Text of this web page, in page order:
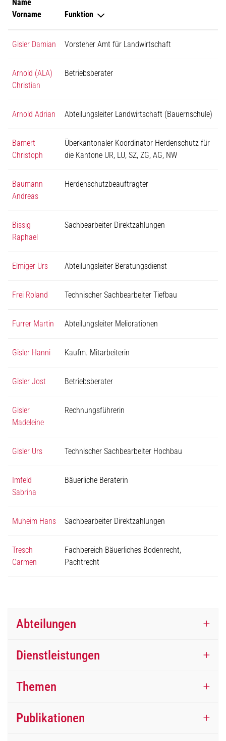
Name
Vorname
Funktion
Gisler Damian Vorsteher Amt für Landwirtschaft
Arnold (ALA)
Christian
Betriebsberater
Arnold Adrian Abteilungsleiter Landwirtschaft (Bauernschule)
Bamert
Christoph
Überkantonaler Koordinator Herdenschutz für
die Kantone UR, LU, SZ, ZG, AG, NW
Baumann
Andreas
Herdenschutzbeauftragter
Bissig
Raphael
Sachbearbeiter Direktzahlungen
Elmiger Urs Abteilungsleiter Beratungsdienst
Frei Roland Technischer Sachbearbeiter Tiefbau
Furrer Martin Abteilungsleiter Meliorationen
Gisler Hanni Kaufm. Mitarbeiterin
Gisler Jost Betriebsberater
Gisler
Madeleine
Rechnungsführerin
Gisler Urs Technischer Sachbearbeiter Hochbau
Imfeld
Sabrina
Bäuerliche Beraterin
Muheim Hans Sachbearbeiter Direktzahlungen
Tresch
Carmen
Fachbereich Bäuerliches Bodenrecht,
Pachtrecht
Abteilungen
Dienstleistungen
Themen
Publikationen